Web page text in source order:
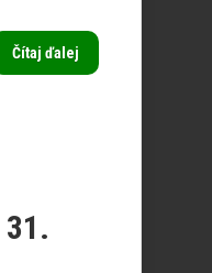
Čítaj ďalej